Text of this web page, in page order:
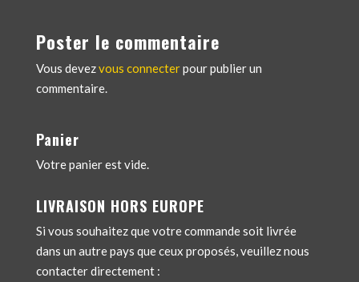
Poster le commentaire
Vous devezvous connecterpour publier un
commentaire.
Panier
Votre panier est vide.
LIVRAISON HORS EUROPE
Si vous souhaitez que votre commande soit livrée
dans un autre pays que ceux proposés, veuillez nous
contacter directement :